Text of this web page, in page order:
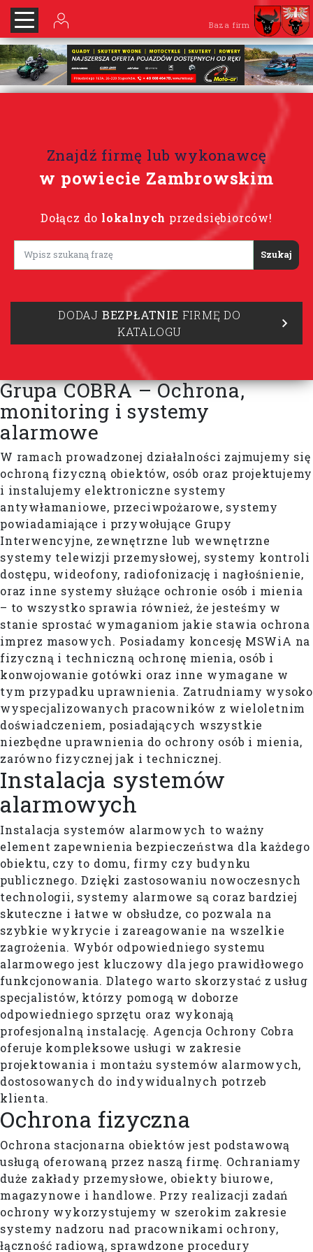
Baza firm
Znajdź firmę lub wykonawcę
w powiecie Zambrowskim
Dołącz do lokalnych przedsiębiorców!
Lorem ipsum
DODAJ BEZPŁATNIE FIRMĘ DO
KATALOGU
Grupa COBRA – Ochrona,
monitoring i systemy
alarmowe
W ramach prowadzonej działalności zajmujemy się
ochroną fizyczną obiektów, osób oraz projektujemy
i instalujemy elektroniczne systemy
antywłamaniowe, przeciwpożarowe, systemy
powiadamiające i przywołujące Grupy
Interwencyjne, zewnętrzne lub wewnętrzne
systemy telewizji przemysłowej, systemy kontroli
dostępu, wideofony, radiofonizację i nagłośnienie,
oraz inne systemy służące ochronie osób i mienia
– to wszystko sprawia również, że jesteśmy w
stanie sprostać wymaganiom jakie stawia ochrona
imprez masowych. Posiadamy koncesję MSWiA na
fizyczną i techniczną ochronę mienia, osób i
konwojowanie gotówki oraz inne wymagane w
tym przypadku uprawnienia. Zatrudniamy wysoko
wyspecjalizowanych pracowników z wieloletnim
doświadczeniem, posiadających wszystkie
niezbędne uprawnienia do ochrony osób i mienia,
zarówno fizycznej jak i technicznej.
Instalacja systemów
alarmowych
Instalacja systemów alarmowych to ważny
element zapewnienia bezpieczeństwa dla każdego
obiektu, czy to domu, firmy czy budynku
publicznego. Dzięki zastosowaniu nowoczesnych
technologii, systemy alarmowe są coraz bardziej
skuteczne i łatwe w obsłudze, co pozwala na
szybkie wykrycie i zareagowanie na wszelkie
zagrożenia. Wybór odpowiedniego systemu
alarmowego jest kluczowy dla jego prawidłowego
funkcjonowania. Dlatego warto skorzystać z usług
specjalistów, którzy pomogą w doborze
odpowiedniego sprzętu oraz wykonają
profesjonalną instalację. Agencja Ochrony Cobra
oferuje kompleksowe usługi w zakresie
projektowania i montażu systemów alarmowych,
dostosowanych do indywidualnych potrzeb
klienta.
Ochrona fizyczna
Ochrona stacjonarna obiektów jest podstawową
usługą oferowaną przez naszą firmę. Ochraniamy
duże zakłady przemysłowe, obiekty biurowe,
magazynowe i handlowe. Przy realizacji zadań
ochrony wykorzystujemy w szerokim zakresie
systemy nadzoru nad pracownikami ochrony,
łączność radiową, sprawdzone procedury